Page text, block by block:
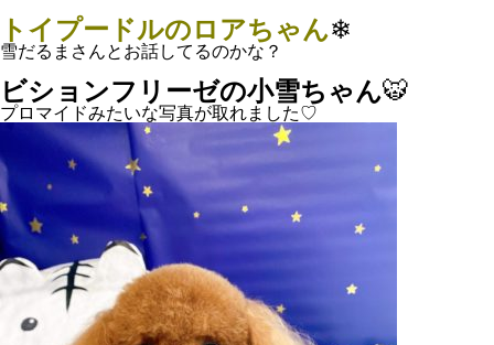
トイプードルのロアちゃん❄
雪だるまさんとお話してるのかな？
ビションフリーゼの小雪ちゃん🐯
プロマイドみたいな写真が取れました♡